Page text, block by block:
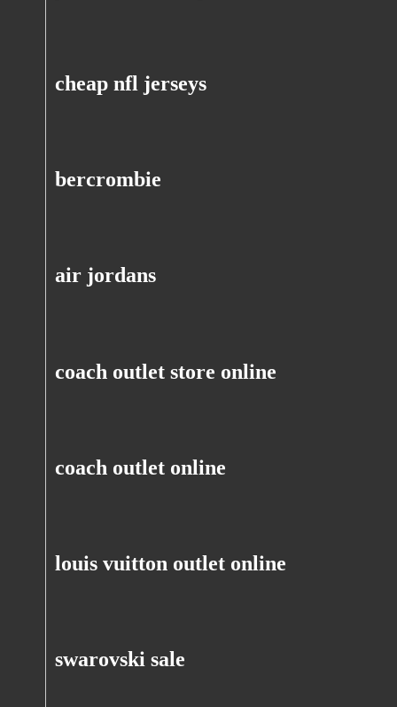
cheap nfl jerseys
bercrombie
air jordans
coach outlet store online
coach outlet online
louis vuitton outlet online
swarovski sale